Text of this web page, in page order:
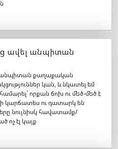
անպիտան քաղաքական
կան, և նկատել եմ
որքան ճոխ ու մեծ-մեծ է
կարճատես ու դատարկ են
նույնիսկ հավատամք/
ոչ էլ կայք